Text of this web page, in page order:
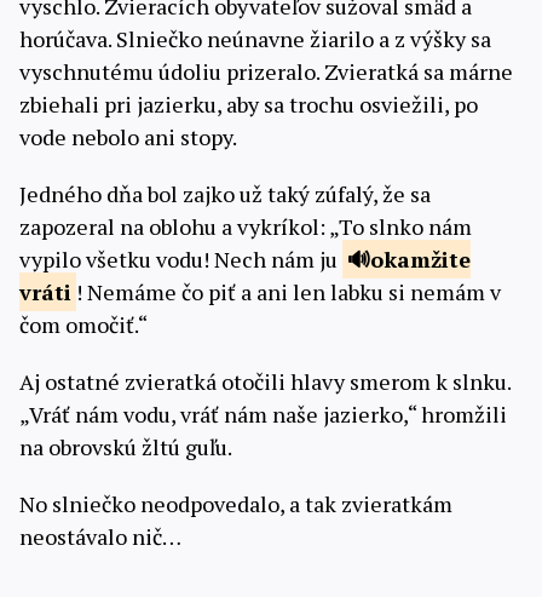
vyschlo. Zvieracích obyvateľov sužoval smäd a
horúčava. Slniečko neúnavne žiarilo a z výšky sa
vyschnutému údoliu prizeralo. Zvieratká sa márne
zbiehali pri jazierku, aby sa trochu osviežili, po
vode nebolo ani stopy.
Jedného dňa bol zajko už taký zúfalý, že sa
zapozeral na oblohu a vykríkol: „To slnko nám
vypilo všetku vodu! Nech nám ju
okamžite
vráti ! Nemáme čo piť a ani len labku si nemám v
čom omočiť.“
Aj ostatné zvieratká otočili hlavy smerom k slnku.
„Vráť nám vodu, vráť nám naše jazierko,“ hromžili
na obrovskú žltú guľu.
No slniečko neodpovedalo, a tak zvieratkám
neostávalo nič…